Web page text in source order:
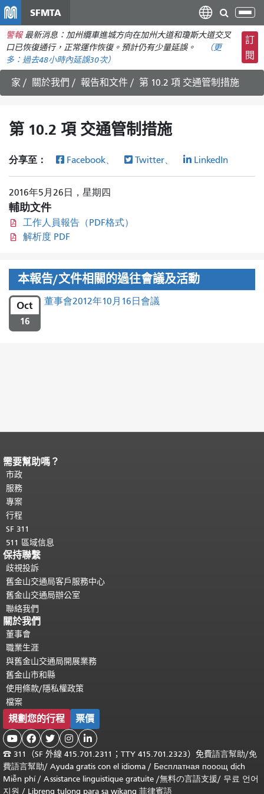
主
要
容
SFMTA
切
換
導
航
警報 最新消息：加州纜車進城方向在加州大道和瓊斯大道交叉
口已恢復通行，正常運作恢復。預計仍有少量延誤。
（更
多： 過去48小時內延誤30次）
訂
閱
家 關於我們 報告和文件 第 10.2 項 交通管制措施
第 10.2 項 交通管制措施
分享至： Facebook、 Twitter、 LinkedIn
2016年5月26日，星期四
輔助文件
工作人員報告（PDF格式）
解析度 PDF
本報告/文件相關的過往會議及活動
Oct
16
董事會2012年10月16日會議
頁面內容結束。
都會重複顯示。
需要幫助嗎？
市政
服務
專案
行程
SF 311
511 區域信息
保持聯繫
歧視投訴
舊金山交通局客戶服務中心
舊金山交通局辦公室
聯絡我們
關於我們
董事會
職業生涯
與舊金山交通局開展業務
舊金山市和縣
使用條款/隱私權政策
檔案
規劃您的行程 票價
    
☎ 311（SF 外線 415.701.2311；TTY 415.701.2323）免費語言幫助/免
費語言幫助/ Ayuda gratis con el idioma / Бесплатная пооощ dịch
Miễn phí/ Assistance linguistique gratuite /無料の言語支援/ 무료 언어
지원 / Libreng tulong para sa wikang 菲律賓語